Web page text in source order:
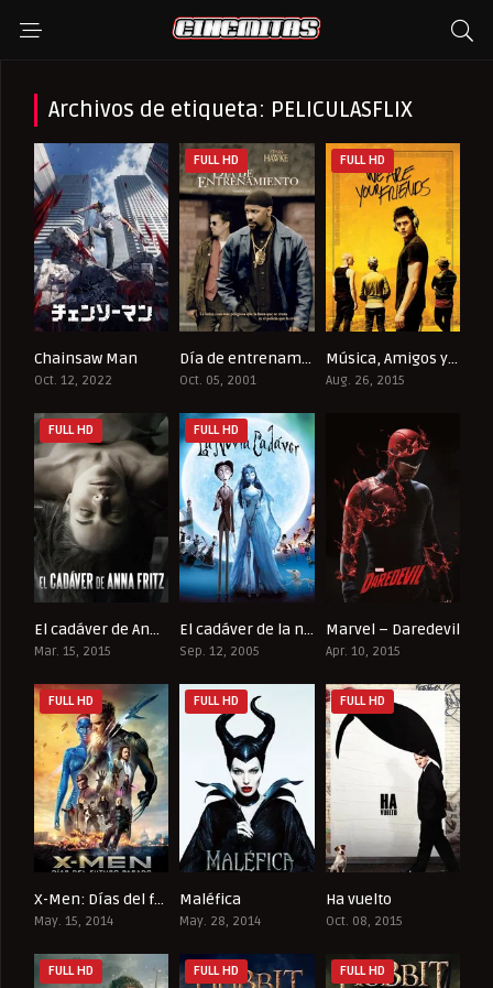
Archivos de etiqueta: PELICULASFLIX
8.685
Chainsaw Man
Oct. 12, 2022
7.7
FULL HD
Día de entrenamiento
Oct. 05, 2001
6.1
FULL HD
Música, Amigos y Fiesta
Aug. 26, 2015
5.9
FULL HD
El cadáver de Anna Fritz
Mar. 15, 2015
7.3
FULL HD
El cadáver de la novia
Sep. 12, 2005
8.143
Marvel – Daredevil
Apr. 10, 2015
7.9
FULL HD
X-Men: Días del futuro pasado
May. 15, 2014
FULL HD
Maléfica
May. 28, 2014
FULL HD
Ha vuelto
Oct. 08, 2015
FULL HD FULL HD FULL HD